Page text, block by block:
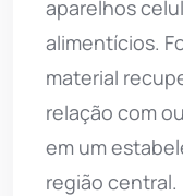
aparelhos
alimentícios.
material
relação com
em um
região central.